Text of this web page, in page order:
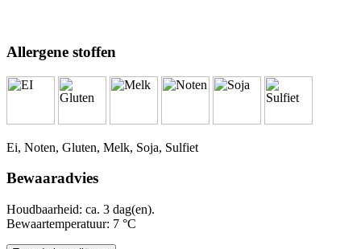
Allergene stoffen
Ei, Noten, Gluten, Melk, Soja, Sulfiet
Bewaaradvies
Houdbaarheid: ca. 3 dag(en).
Bewaartemperatuur: 7 °C